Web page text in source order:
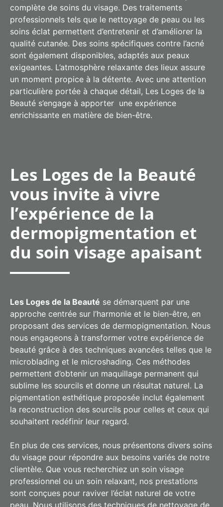
complète de soins du visage. Des traitements
professionnels tels que le nettoyage de peau ou les
soins éclat permettent d’entretenir et d’améliorer la
qualité cutanée. Des soins spécifiques contre l’acné
sont également disponibles, adaptés aux peaux
exigeantes. L’atmosphère relaxante des lieux assure
un moment propice à la détente. Avec une attention
particulière portée à chaque détail, Les Loges de la
Beauté s’engage à apporter une expérience
enrichissante en matière de bien-être.
Les Loges de la Beauté
vous invite à vivre
l’expérience de la
dermopigmentation et
du soin visage apaisant
Les Loges de la Beauté se démarquent par une
approche centrée sur l’harmonie et le bien-être, en
proposant des services de dermopigmentation. Nous
nous engageons à transformer votre expérience de
beauté grâce à des techniques avancées telles que le
microblading et le microshading. Ces méthodes
permettent d’obtenir un maquillage permanent qui
sublime les sourcils et donne un résultat naturel. La
pigmentation esthétique proposée inclut également
la reconstruction des sourcils pour celles et ceux qui
souhaitent redéfinir leur regard.
En plus de ces services, nous présentons divers soins
du visage pour répondre aux besoins variés de notre
clientèle. Que vous recherchiez un soin visage
professionnel ou un soin relaxant, nos prestations
sont conçues pour raviver l’éclat naturel de votre
peau. Nous utilisons des techniques de nettoyage de